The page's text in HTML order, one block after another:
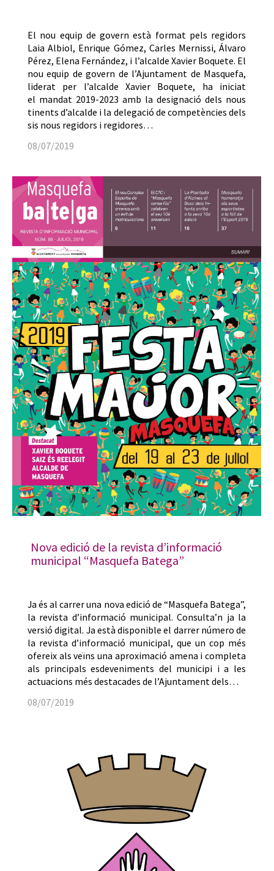
El nou equip de govern està format pels regidors
Laia Albiol, Enrique Gómez, Carles Mernissi, Álvaro
Pérez, Elena Fernández, i l’alcalde Xavier Boquete. El
nou equip de govern de l’Ajuntament de Masquefa,
liderat per l’alcalde Xavier Boquete, ha iniciat
el mandat 2019-2023 amb la designació dels nous
tinents d’alcalde i la delegació de competències dels
sis nous regidors i regidores…
08/07/2019
Nova edició de la revista d’informació
municipal “Masquefa Batega”
Ja és al carrer una nova edició de “Masquefa Batega”,
la revista d’informació municipal. Consulta’n ja la
versió digital. Ja està disponible el darrer número de
la revista d’informació municipal, que un cop més
ofereix als veïns una aproximació amena i completa
als principals esdeveniments del municipi i a les
actuacions més destacades de l’Ajuntament dels…
08/07/2019